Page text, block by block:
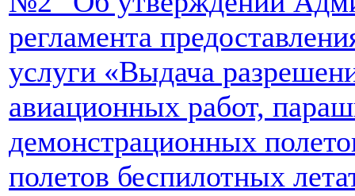
регламента
услуги «Выдача
авиационных работ,
демонстрационных
полетов беспилотных